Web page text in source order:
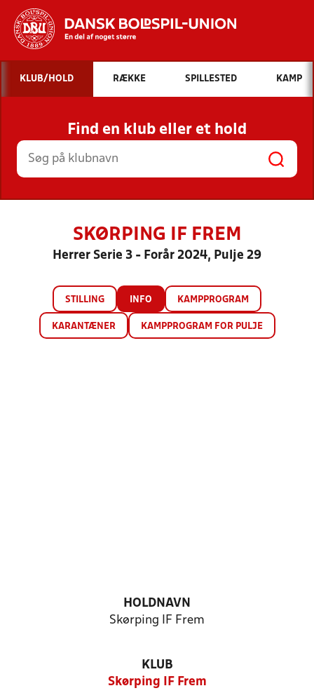
Hvad vil du søge efter?
INDHOLD OG NYHEDER
STILLINGER, RESULTATER, KLUBBER OG
HOLD
KLUB/HOLD RÆKKE SPILLESTED KAMP
Find en klub eller et hold
SKØRPING IF FREM
Herrer Serie 3 - Forår 2024, Pulje 29
STILLING INFO KAMPPROGRAM
KARANTÆNER KAMPPROGRAM FOR PULJE
HOLDNAVN
Skørping IF Frem
KLUB
Skørping IF Frem